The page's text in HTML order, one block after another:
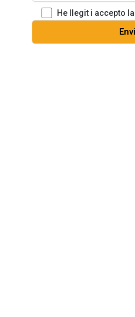
He llegit i accepto la